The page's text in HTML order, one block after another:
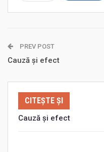
PREV POST
Cauză şi efect
CITEȘTE ȘI
Cauză şi efect